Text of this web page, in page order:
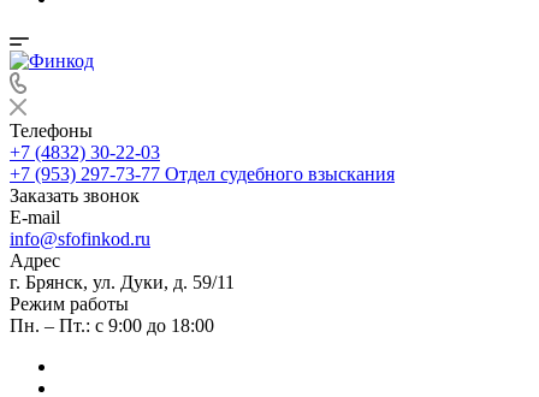
Телефоны
+7 (4832) 30-22-03
+7 (953) 297-73-77 Отдел судебного взыскания
Заказать звонок
E-mail
info@sfofinkod.ru
Адрес
г. Брянск, ул. Дуки, д. 59/11
Режим работы
Пн. – Пт.: с 9:00 до 18:00